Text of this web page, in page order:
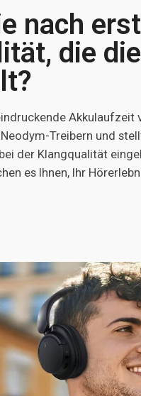
nach
die
Akkulaufzeit
Treibern und
der Klangqualität
es Ihnen, Ihr